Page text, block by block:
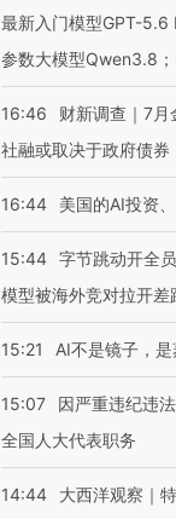
最新入门模型GPT-5.6
参数大模型Qwen3.8
16:46
财新调查｜7
社融或取决于政府债券
16:44 美国的AI投资
15:44 字节跳动开全
模型被海外竞对拉开差
15:21 AI不是镜子，
15:07
因严重违纪违
全国人大代表职务
14:44 大西洋观察｜